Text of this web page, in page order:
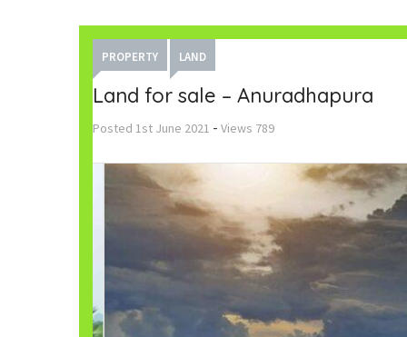
PROPERTY LAND
Land for sale – Anuradhapura
Posted 1st June 2021 - Views 789